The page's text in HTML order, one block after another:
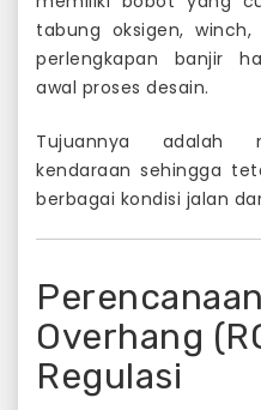
tabung oksigen,
perlengkapan banjir
awal proses desain.
Tujuannya adalah
kendaraan sehingga
berbagai kondisi jalan
Overhang
Regulasi